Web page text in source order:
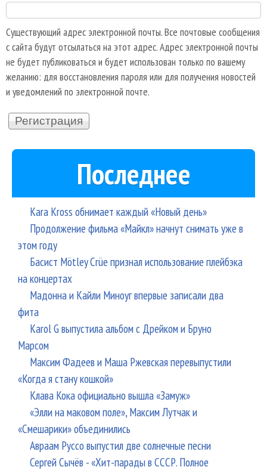
Существующий адрес электронной почты. Все почтовые сообщения
с сайта будут отсылаться на этот адрес. Адрес электронной почты
не будет публиковаться и будет использован только по вашему
желанию: для восстановления пароля или для получения новостей
и уведомлений по электронной почте.
Последнее
Kara Kross обнимает каждый «Новый день»
Продолжение фильма «Майкл» начнут снимать уже в
этом году
Басист Mötley Crüe признал использование плейбэка
на концертах
Мадонна и Кайли Миноуг впервые записали два
фита
Karol G выпустила альбом с Дрейком и Бруно
Марсом
Максим Фадеев и Маша Ржевская перевыпустили
«Когда я стану кошкой»
Клава Кока официально вышла «Замуж»
«Элли на маковом поле», Максим Лутчак и
«Смешарики» объединились
Авраам Руссо выпустил две солнечные песни
Сергей Сычёв - «Хит-парады в СССР. Полное